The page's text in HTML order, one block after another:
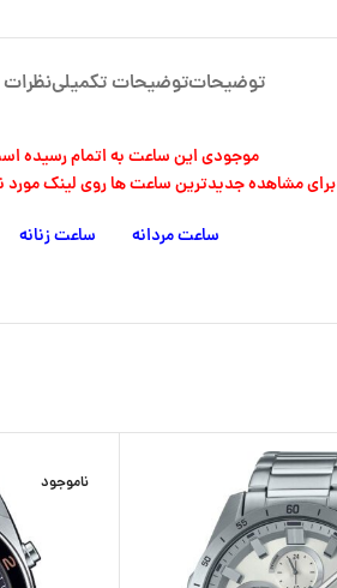
توضیحاتتوضیحات تکمیلینظرات
موجودی این ساعت به اتمام رسیده
برای مشاهده جدیدترین ساعت ها روی لینک مورد
ساعت مردانه
ساعت زنانه
ناموجود